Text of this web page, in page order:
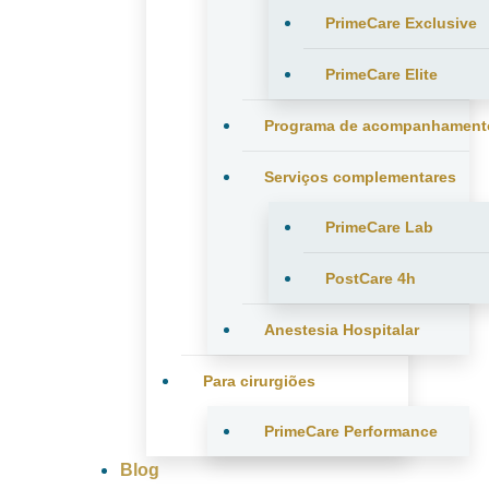
PrimeCare Exclusive
PrimeCare Elite
Programa de
Serviços complementares
PrimeCare Lab
PostCare 4h
Anestesia Hospitalar
Para cirurgiões
PrimeCare Performance
Blog